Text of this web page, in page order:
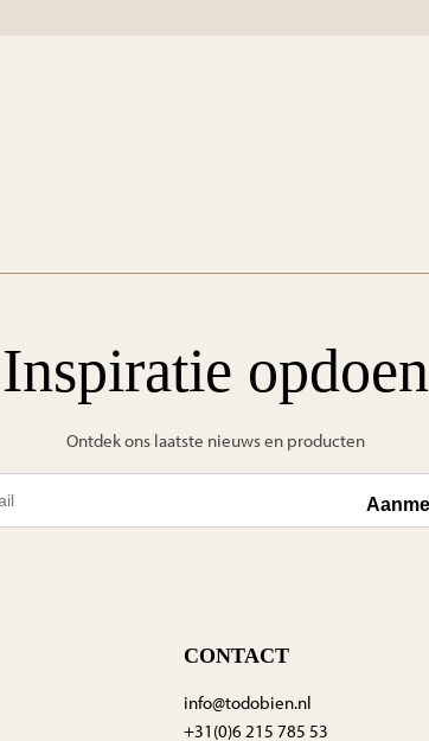
Inspiratie opdoen
Ontdek ons laatste nieuws en producten
CONTACT
info@todobien.nl
+31(0)6 215 785 53